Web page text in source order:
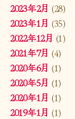
2023年2月 (28)
2023年1月 (35)
2022年12月 (1)
2021年7月 (4)
2020年6月 (1)
2020年5月 (1)
2020年1月 (1)
2019年1月 (1)